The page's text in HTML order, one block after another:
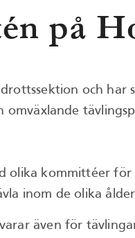
på
och
olika kommittéer
inom de olika
även för